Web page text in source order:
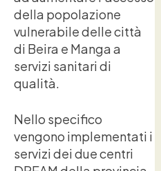
della popolazione
vulnerabile delle città
di Beira e Manga a
servizi sanitari di
qualità.
Nello specifico
vengono implementati i
servizi dei due centri